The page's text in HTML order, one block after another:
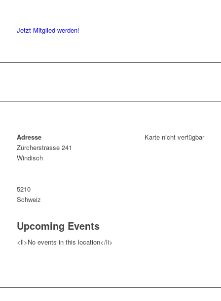
Jetzt Mitglied werden!
Karte nicht verfügbar
Adresse
Zürcherstrasse 241
Windisch
5210
Schweiz
Upcoming Events
<li>No events in this location</li>